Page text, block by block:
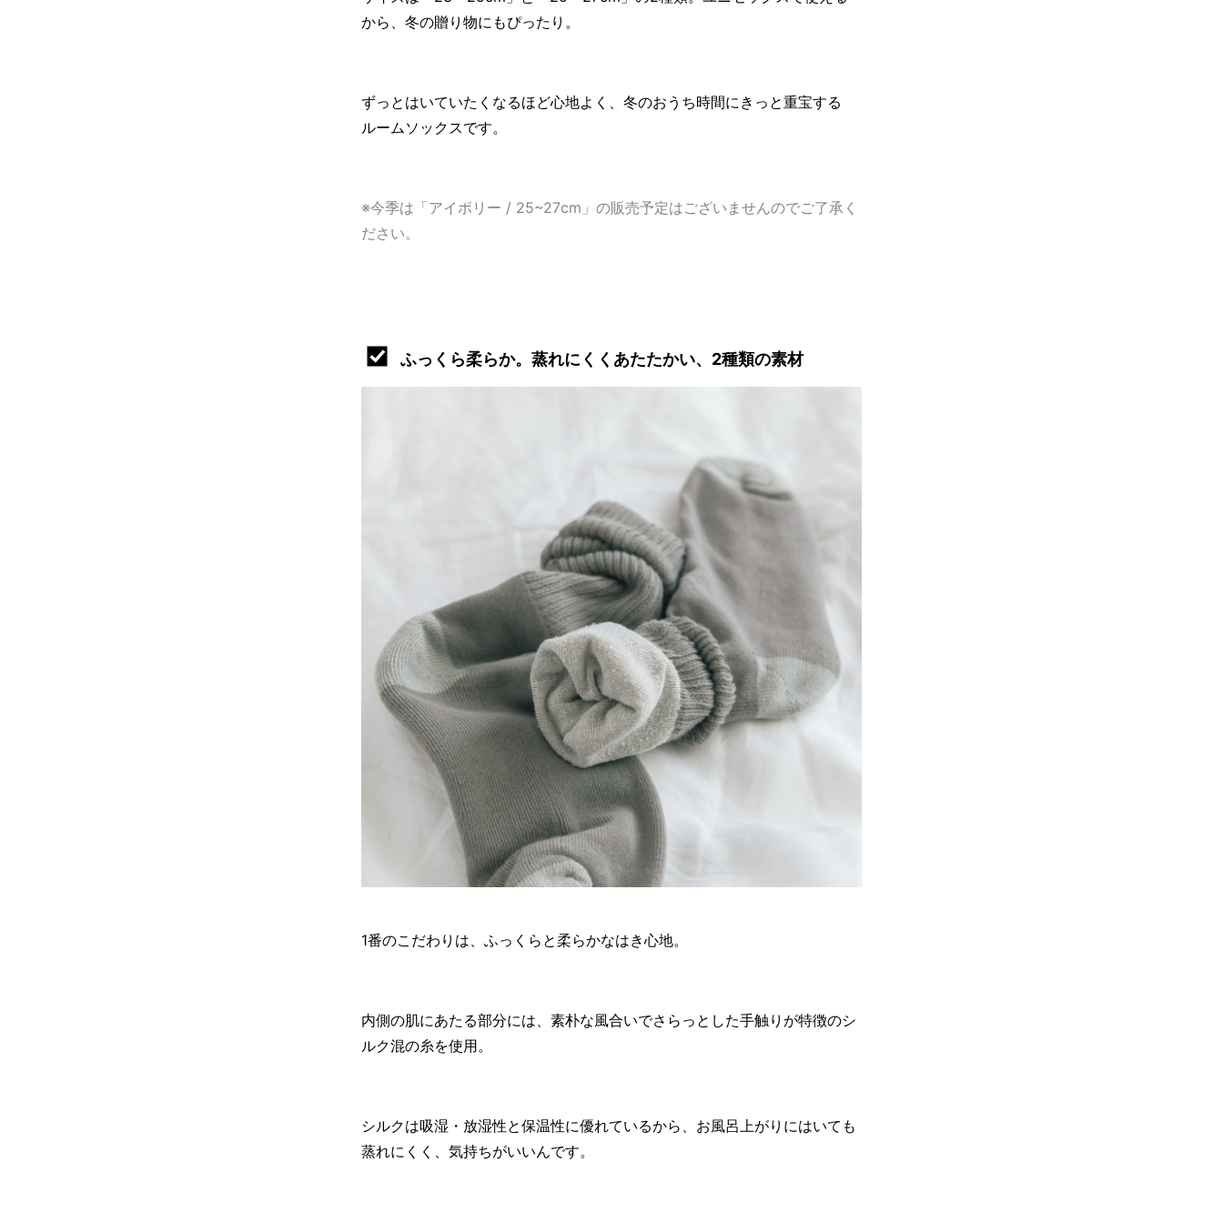
から、冬の贈り物にもぴったり。
ずっとはいていたくなるほど心地よく、冬のおうち時間にきっと重宝する
ルームソックスです。
※今季は「アイボリー / 25~27cm」の販売予定はございませんのでご了承く
ださい。
ふっくら柔らか。蒸れにくくあたたかい、2種類の素材
1番のこだわりは、ふっくらと柔らかなはき心地。
内側の肌にあたる部分には、素朴な風合いでさらっとした手触りが特徴のシ
ルク混の糸を使用。
シルクは吸湿・放湿性と保温性に優れているから、お風呂上がりにはいても
蒸れにくく、気持ちがいいんです。